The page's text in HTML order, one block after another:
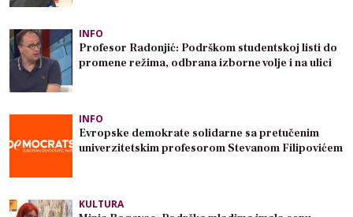
INFO
Profesor Radonjić: Podrškom studentskoj listi do
promene režima, odbrana izborne volje i na ulici
INFO
Evropske demokrate solidarne sa pretučenim
univerzitetskim profesorom Stevanom Filipovićem
KULTURA